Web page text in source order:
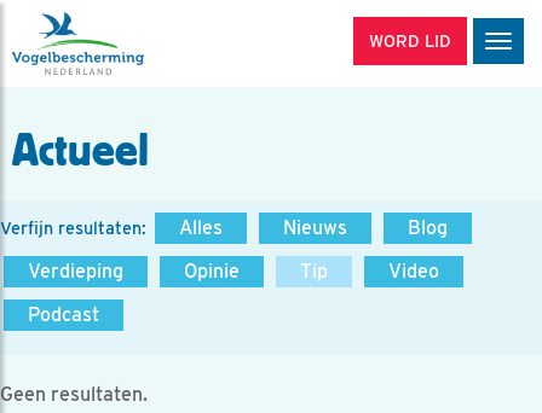
WORD LID
Actueel
Verfijn resultaten: Alles Nieuws
Blog
Verdieping
Opinie Tip
Video
Podcast
Geen resultaten.